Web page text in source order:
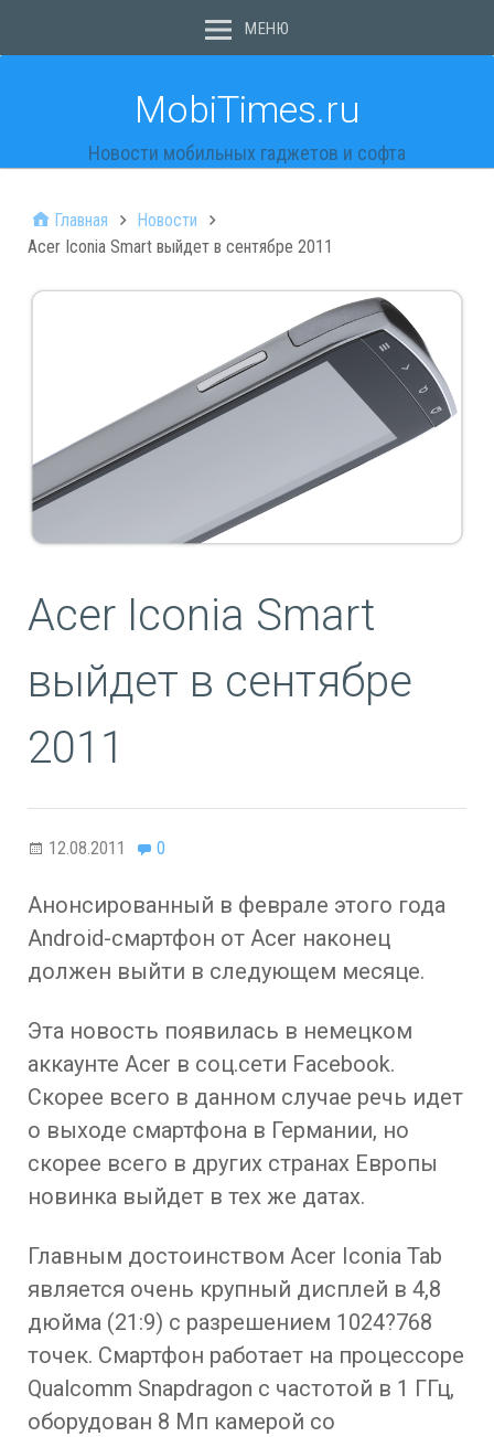
МЕНЮ
MobiTimes.ru
Новости мобильных гаджетов и софта
Главная
Новости
Acer Iconia Smart выйдет в сентябре 2011
Acer Iconia Smart
выйдет в сентябре
2011
12.08.2011 0
Анонсированный в феврале этого года
Android-смартфон от Acer наконец
должен выйти в следующем месяце.
Эта новость появилась в немецком
аккаунте Acer в соц.сети Facebook.
Скорее всего в данном случае речь идет
о выходе смартфона в Германии, но
скорее всего в других странах Европы
новинка выйдет в тех же датах.
Главным достоинством Acer Iconia Tab
является очень крупный дисплей в 4,8
дюйма (21:9) с разрешением 1024?768
точек. Смартфон работает на процессоре
Qualcomm Snapdragon с частотой в 1 ГГц,
оборудован 8 Мп камерой со